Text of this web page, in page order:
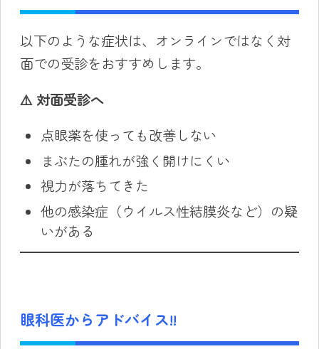
以下のような症状は、オンラインではなく対
面での受診をおすすめします。
⚠️ 対面受診へ
点眼薬を使っても改善しない
まぶたの腫れが強く開けにくい
視力が落ちてきた
他の感染症（ウイルス性結膜炎など）の疑
いがある
眼科医からアドバイス!!